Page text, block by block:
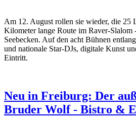
Am 12. August rollen sie wieder, die 25
Kilometer lange Route im Raver-Slalom
Seebecken. Auf den acht Bühnen
und nationale Star-DJs, digitale Kunst
Eintritt.
Neu in Freiburg: Der
Bruder Wolf - Bistro &